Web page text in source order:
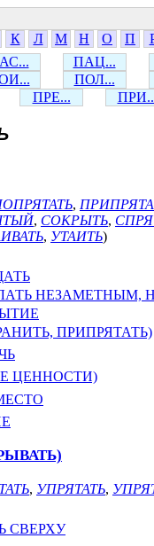
К Л М Н О П
ПАЦ...
ПОЛ...
ПРЕ...
,
, СОКРЫТЬ,
, УТАИТЬ)
НЕЗАМЕТНЫМ,
ПРИПРЯТАТЬ)
ЦЕННОСТИ)
, УПРЯТАТЬ,
СВЕРХУ